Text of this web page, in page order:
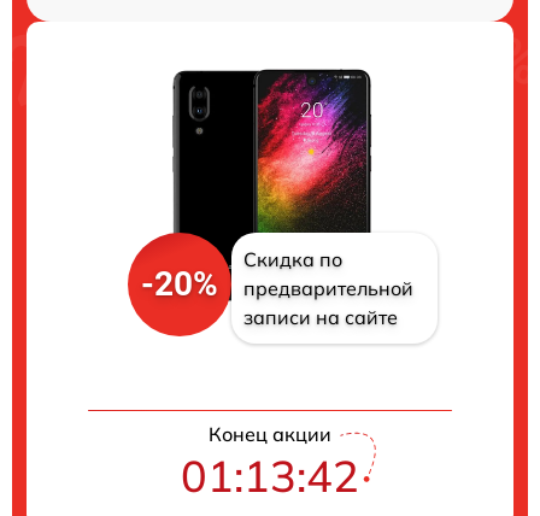
-20%
Скидка по
предварительной
записи на сайте
Конец акции
01:13:42